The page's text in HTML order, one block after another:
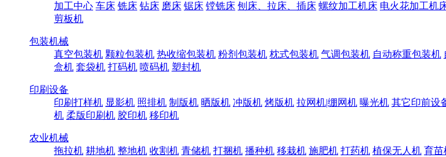
加工中心 车床 铣床 钻床 磨床 锯床 镗铣床 刨床、拉床、插床 螺纹加工机床 电火花加工机
剪板机
包装机械
真空包装机 颗粒包装机 热收缩包装机 粉剂包装机 枕式包装机 气调包装机 自动称重包装机
盒机 套袋机 打码机 喷码机 塑封机
印刷设备
印刷打样机 显影机 照排机 制版机 晒版机 冲版机 烤版机 拉网机|绷网机 曝光机 其它印前设
机 柔版印刷机 胶印机 移印机
农业机械
拖拉机 耕地机 整地机 收割机 青储机 打捆机 播种机 移栽机 施肥机 打药机 植保无人机 育苗